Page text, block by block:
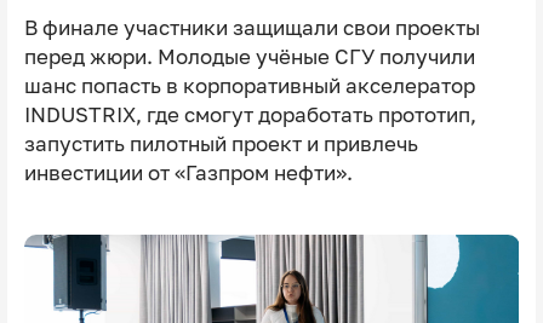
В финале участники защищали свои проекты
перед жюри. Молодые учёные СГУ получили
шанс попасть в корпоративный акселератор
INDUSTRIX, где смогут доработать прототип,
запустить пилотный проект и привлечь
инвестиции от «Газпром нефти».